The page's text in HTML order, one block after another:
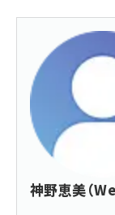
神野恵美（